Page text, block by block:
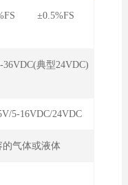
±0.5%FS
36VDC(典型24VDC)
5-16VDC/24VDC
的气体或液体
85℃